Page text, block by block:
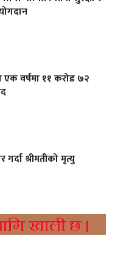
एक वर्षमा ११ करोड ७२
गर्दा श्रीमतीको मृत्यु